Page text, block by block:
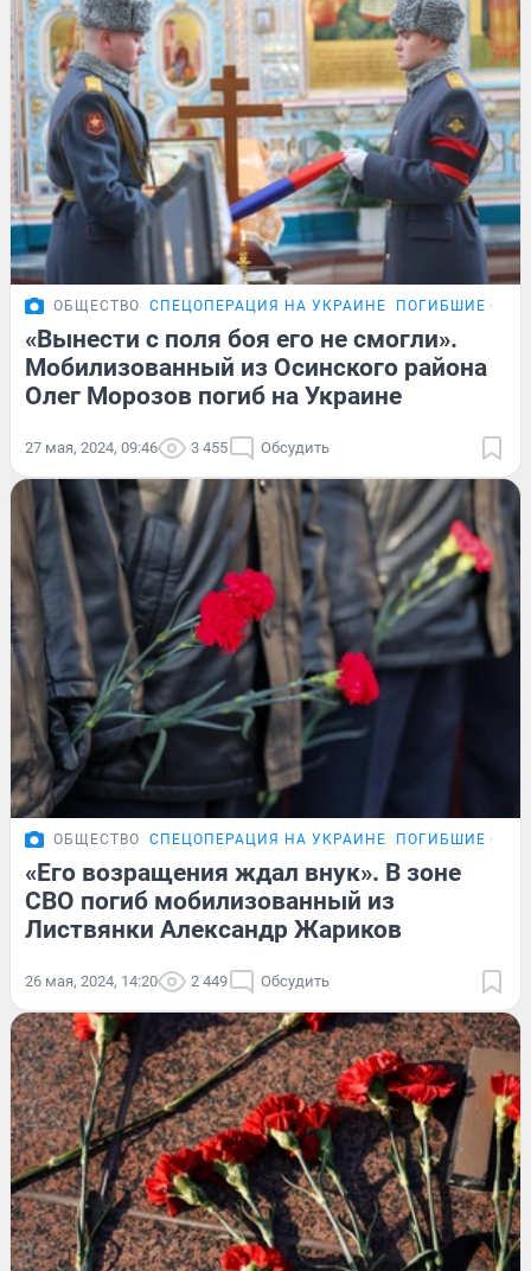
ОБЩЕСТВО СПЕЦОПЕРАЦИЯ НА УКРАИНЕ ПОГИБШИЕ
«Вынести с поля боя его не смогли».
Мобилизованный из Осинского района
Олег Морозов погиб на Украине
27 мая, 2024, 09:46 3 455 Обсудить
ОБЩЕСТВО СПЕЦОПЕРАЦИЯ НА УКРАИНЕ ПОГИБШИЕ
«Его возращения ждал внук». В зоне
СВО погиб мобилизованный из
Листвянки Александр Жариков
26 мая, 2024, 14:20 2 449 Обсудить